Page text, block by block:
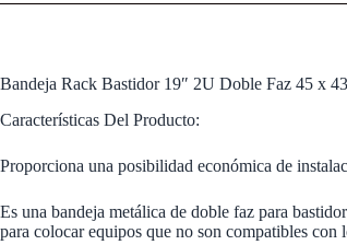
Bandeja Rack Bastidor 19″ 2U Doble Faz 45 x
Características Del Producto:
Proporciona una posibilidad económica de
Es una bandeja metálica de doble faz para
para colocar equipos que no son compatibles